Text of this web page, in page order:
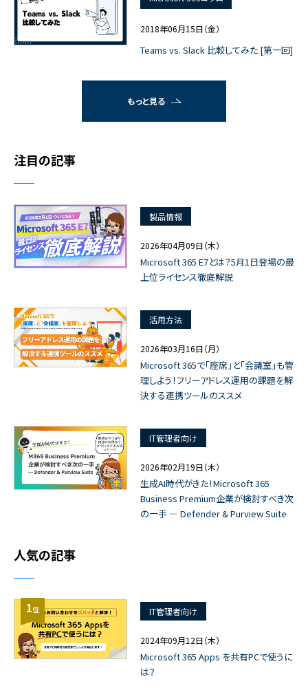
2018年06月15日（金）
Teams vs. Slack 比較してみた [第一回]
もっと見る
注目の記事
製品情報
2026年04月09日（木）
Microsoft 365 E7とは？5月1日登場の最
上位ライセンス徹底解説
活用方法
2026年03月16日（月）
Microsoft 365で「座席」と「会議室」も管
理しよう！フリーアドレス運用の課題を解
決する連携ツールのススメ
IT管理者向け
2026年02月19日（木）
生成AI時代がきた！Microsoft 365
Business Premium企業が検討すべき次
の一手 ― Defender & Purview Suite
人気の記事
1位 IT管理者向け
2024年09月12日（木）
Microsoft 365 Apps を共有PCで使うに
は？